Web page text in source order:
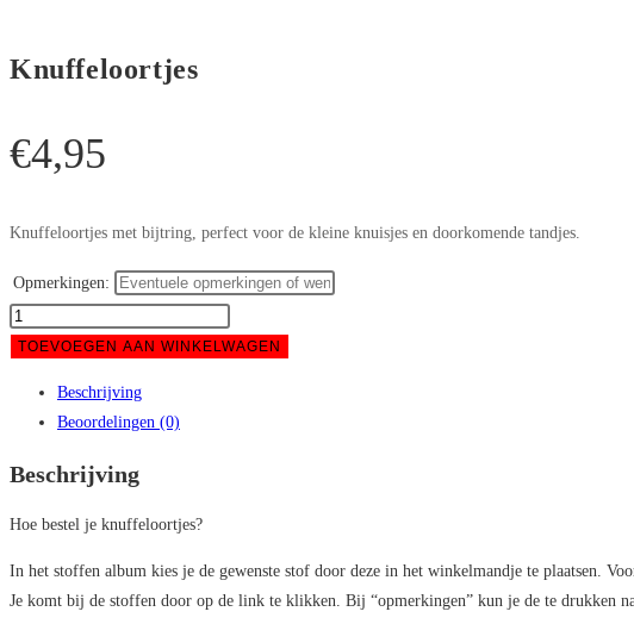
Knuffeloortjes
€4,95
Knuffeloortjes met bijtring, perfect voor de kleine knuisjes en doorkomende tandjes.
Opmerkingen:
Knuffeloortjes
aantal
TOEVOEGEN AAN WINKELWAGEN
Beschrijving
Beoordelingen (0)
Beschrijving
Hoe bestel je knuffeloortjes?
In het stoffen album kies je de gewenste stof door deze in het winkelmandje te plaatsen.
Je komt bij de stoffen door op de link te klikken. Bij “opmerkingen” kun je de te drukken